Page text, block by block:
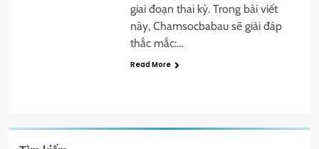
giai đoạn thai kỳ. Trong bài viết
này, Chamsocbabau sẽ giải đáp
thắc mắc:…
Read More